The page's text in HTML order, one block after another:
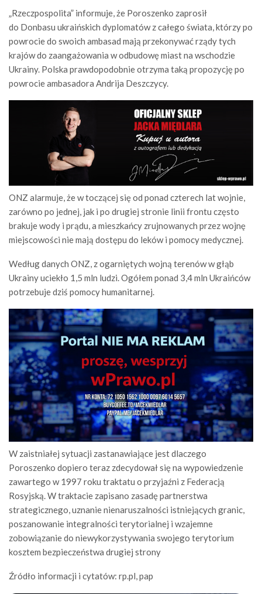
„Rzeczpospolita” informuje, że Poroszenko zaprosił
do Donbasu ukraińskich dyplomatów z całego świata, którzy po
powrocie do swoich ambasad mają przekonywać rządy tych
krajów do zaangażowania w odbudowę miast na wschodzie
Ukrainy. Polska prawdopodobnie otrzyma taką propozycję po
powrocie ambasadora Andrija Deszczycy.
ONZ alarmuje, że w toczącej się od ponad czterech lat wojnie,
zarówno po jednej, jak i po drugiej stronie linii frontu często
brakuje wody i prądu, a mieszkańcy zrujnowanych przez wojnę
miejscowości nie mają dostępu do leków i pomocy medycznej.
Według danych ONZ, z ogarniętych wojną terenów w głąb
Ukrainy uciekło 1,5 mln ludzi. Ogółem ponad 3,4 mln Ukraińców
potrzebuje dziś pomocy humanitarnej.
W zaistniałej sytuacji zastanawiające jest dlaczego
Poroszenko dopiero teraz zdecydował się na wypowiedzenie
zawartego w 1997 roku traktatu o przyjaźni z Federacją
Rosyjską. W traktacie zapisano zasadę partnerstwa
strategicznego, uznanie nienaruszalności istniejących granic,
poszanowanie integralności terytorialnej i wzajemne
zobowiązanie do niewykorzystywania swojego terytorium
kosztem bezpieczeństwa drugiej strony
Źródło informacji i cytatów: rp.pl, pap